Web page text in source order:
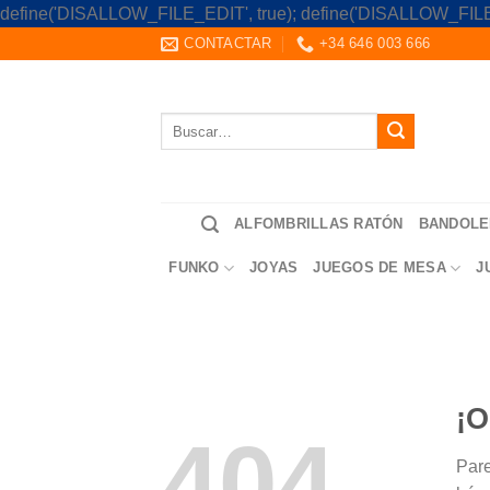
define('DISALLOW_FILE_EDIT', true);
CONTACTAR +34 646 003 666
ALFOMBRILLAS RATÓN
FUNKO JOYAS JUEGOS DE MESA